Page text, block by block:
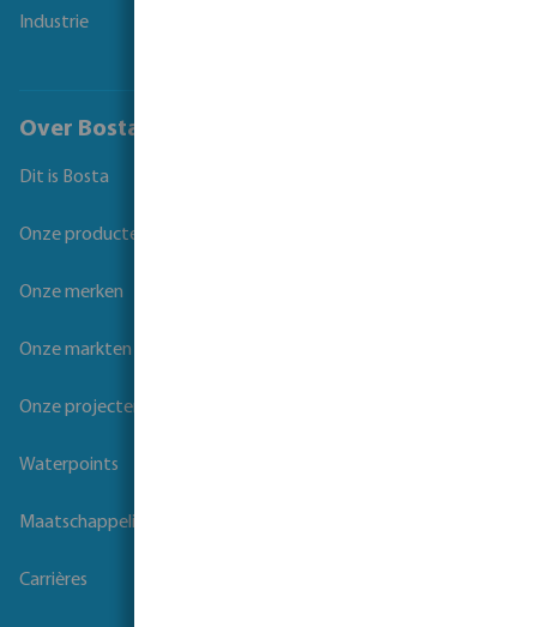
Industrie
Over Bosta
Dit is Bosta
Onze producten
Onze merken
Onze markten
Onze projecten
Waterpoints
Maatschappelijk verantwoord ondernemen
Carrières